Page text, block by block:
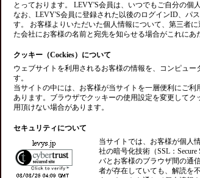
とっております。 LEVY'S会員は、いつでもご自分の個
なお、LEVY'S会員に登録された以後のログインID、パ
す。 お客様よりいただいた個人情報について、第三者
た会社にお客様の名前と宛先を知らせる場合がこれにあ
クッキー（Cockies）について
ウェブサイトを利用されるお客様の情報を、コンピュー
す。
当サイトの中には、お客様が当サイトを一層便利にご
あります。ブラウザでクッキーの使用設定を変更して
用頂けない場合があります。
セキュリティについて
当サイトでは、お客様が個人
社の暗号化技術（SSL：
バとお客様のブラウザ間の通
者が存在していても、解読を